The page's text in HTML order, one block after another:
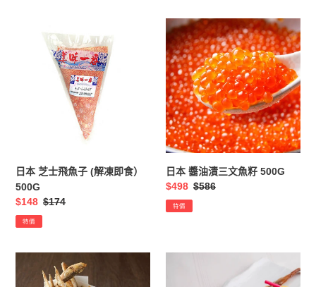
即
食）
500G
日本 芝士飛魚子 (解凍即食）
500G
售
價
$148 定
$174
特價
日
本
醬
油
漬
三
文
魚
籽
500G
日本 醬油漬三文魚籽 500G
售
價
$498 定
$586
特價